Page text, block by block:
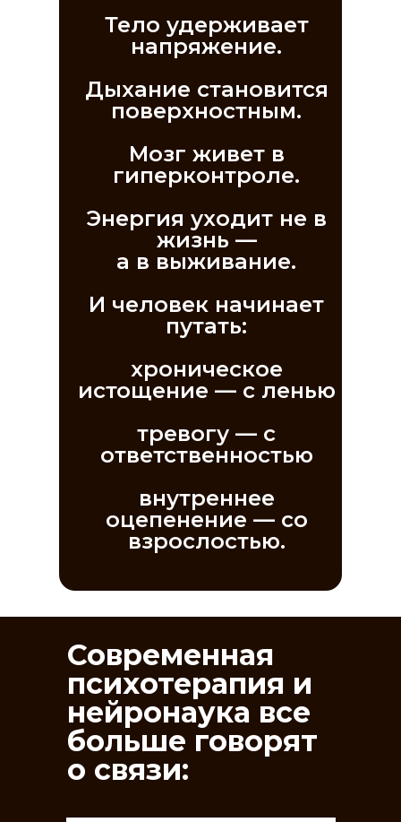
Тело удерживает
напряжение.
Дыхание становится
поверхностным.
Мозг живет в
гиперконтроле.
Энергия уходит не в
жизнь —
а в выживание.
И человек начинает
путать:
хроническое
истощение — с ленью
тревогу — с
ответственностью
внутреннее
оцепенение — со
взрослостью.
Современная
психотерапия и
нейронаука все
больше говорят
о связи: